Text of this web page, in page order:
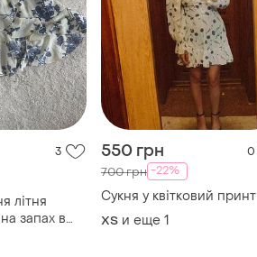
3
літня
запах в
550 грн 0
700 грн -22%
Сукня у квітковий принт
ХS и еще 1